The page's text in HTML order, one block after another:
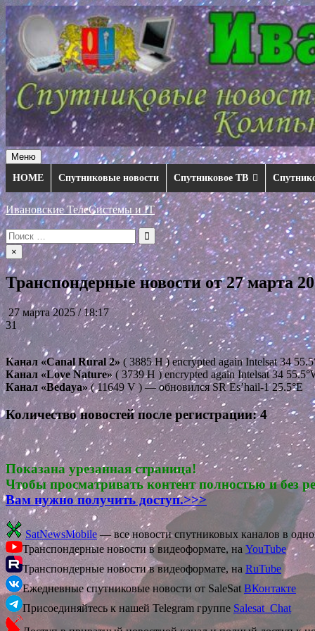
Перейти
к
содержимому
Меню
HOME
Спутниковые новости Спутниковое ТВ
Ивановские ТелеСистемы и IT
Искать:
×
Транспондерные новости от 27 марта
27 марта 2025 / 18:17
31
Канал «Canal Rural 2» ( 3885 H ) encrypted again Intelsat 34
Канал «Love Nature»( 3739 H ) encrypted again Intelsat 34
Канал «Bedaya»( 11649 V ) — обновился SR Es’hail-1 25.5°E
Количество новостей после регистрации: 4
Показана урезанная страница!
Чтобы просматривать контент полностью и без
Вам нужно получить доступ.>>>
SatNewsMobile— все новости спутниковых каналов в
Транспондерные новости в видеоформате, на YouTube
Транспондерные новости в видеоформате, на RuTube
Ежедневные спутниковые новости от SaleSat ВКонтакте
Присоединяйтесь к нашей Telegram группе Salesat_Chat